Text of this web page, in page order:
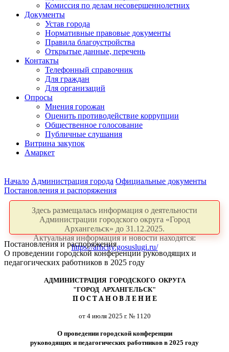
Комиссия по делам несовершеннолетних
Документы
Устав города
Нормативные правовые документы
Правила благоустройства
Открытые данные, перечень
Контакты
Телефонный справочник
Для граждан
Для организаций
Опросы
Мнения горожан
Оценить противодействие коррупции
Общественное голосование
Публичные слушания
Витрина закупок
Амаркет
Начало Администрация города Официальные документы
Постановления и распоряжения
Здесь размещалась информация о деятельности
Администрации городского округа «Город
Архангельск» до 31.12.2025.
Актуальная информация и новости находятся:
https://arhcity.gosuslugi.ru/
Постановления и распоряжения
О проведении городской конференции руководящих и
педагогических работников в 2025 году
АДМИНИСТРАЦИЯ ГОРОДСКОГО ОКРУГА
"ГОРОД АРХАНГЕЛЬСК"
П О С Т А Н О В Л Е Н И Е
от 4 июля 2025 г. № 1120
О проведении городской конференции
руководящих и педагогических работников в 2025 году